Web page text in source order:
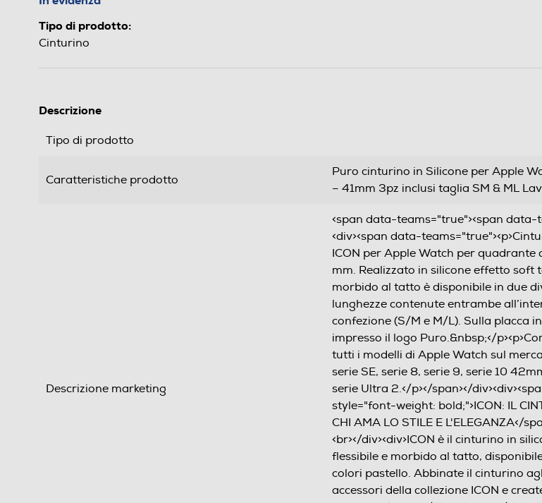
Tipo di prodotto:
Cinturino
Descrizione
Tipo di prodotto
Caratteristiche prodotto
Puro cinturino in Silicone per Apple
– 41mm 3pz inclusi taglia SM & ML
Descrizione marketing
<span data-teams="true"><span data-
<div><span data-
ICON per Apple Watch per
mm. Realizzato in silicone effetto soft
morbido al tatto è disponibile in due
lunghezze contenute entrambe
confezione (S/M e M/L). Sulla placca
impresso il logo Puro.&nbsp;</
tutti i modelli di Apple Watch sul
serie SE, serie 8, serie 9, serie 10
serie Ultra 2.</p></span></
style="font-weight: bold;">ICON: IL
CHI AMA LO STILE E L'ELEGANZA</
<br></div><div>ICON è il cinturino in
flessibile e morbido al tatto,
colori pastello. Abbinate il cinturino
accessori della collezione ICON e